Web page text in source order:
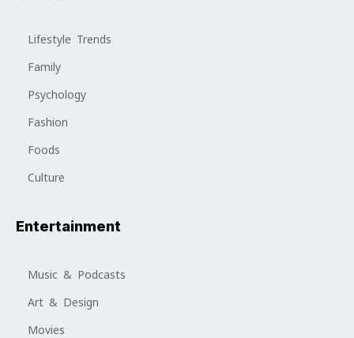
Lifestyle Trends
Family
Psychology
Fashion
Foods
Culture
Entertainment
Music & Podcasts
Art & Design
Movies